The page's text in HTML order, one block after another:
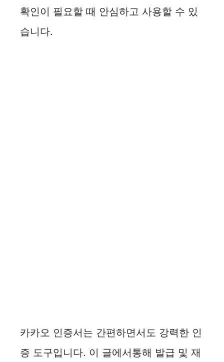
확인이 필요할 때 안심하고 사용할 수 있
습니다.
카카오 인증서는 간편하면서도 강력한 인
증 도구입니다. 이 글에서통해 발급 및 재